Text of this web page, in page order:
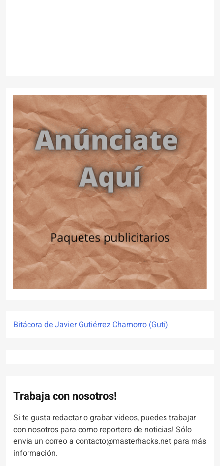
Bitácora de Javier Gutiérrez Chamorro (Guti)
Trabaja con nosotros!
Si te gusta redactar o grabar videos, puedes trabajar
con nosotros para como reportero de noticias! Sólo
envía un correo a contacto@masterhacks.net para más
información.